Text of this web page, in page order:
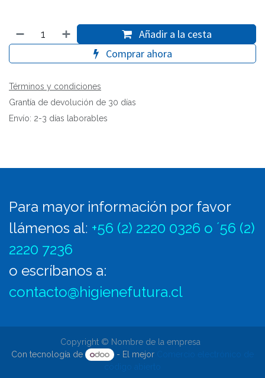
Añadir a la cesta
Comprar ahora
Términos y condiciones
Grantía de devolución de 30 días
Envío: 2-3 días laborables
Para mayor información por favor
llámenos al: +56 (2) 2220 0326 o ´56 (2)
2220 7236
o escríbanos a:
contacto@higienefutura.cl
Copyright © Nombre de la empresa
Con tecnología de
- El mejor